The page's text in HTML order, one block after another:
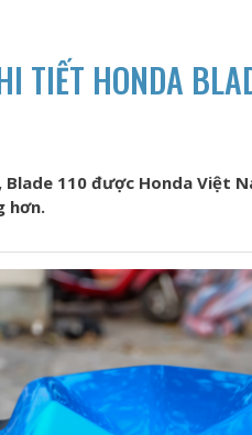
TIẾT HONDA
110 được Honda Việt
hơn.